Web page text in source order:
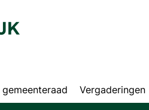
Vergaderingen